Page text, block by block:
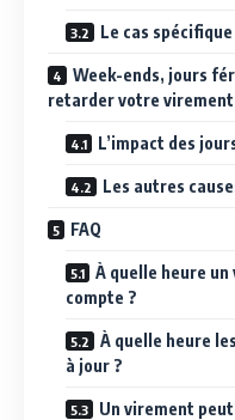
Le cas
Week-ends, jours
retarder votre virement
L’impact des
Les autres
FAQ
À quelle heure
compte ?
À quelle heure
à jour ?
Un virement